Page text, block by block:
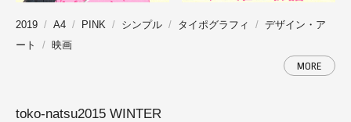
2019 A4 PINK シンプル タイポグラフィ
デザイン・ア
ート
映画
MORE
toko-natsu2015 WINTER